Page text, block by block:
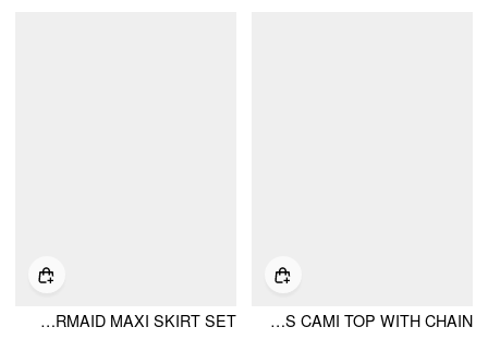
LACE COWL NECK RUFFLED BACKLESS CAMI TOP WITH CHAIN
LACE SCULPTURAL EMBROIDERY FLORAL CORSET TOP & HIGH RISE MERMAID MAXI SKIRT SET